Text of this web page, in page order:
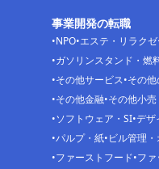
事業開発の転職
NPO エステ・リラク
ガソリンスタンド・燃
その他サービス その
その他金融 その他小
ソフトウェア・SI デザ
パルプ・紙 ビル管理
ファーストフード フ